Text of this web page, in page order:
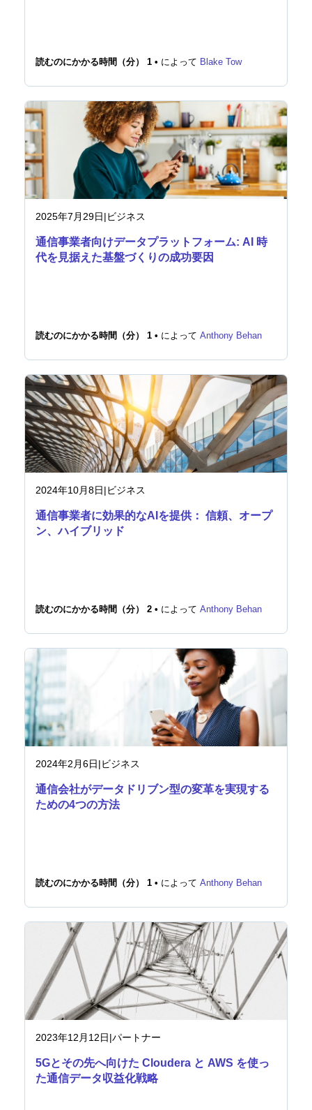
読むのにかかる時間（分） 1 • によって Blake Tow
2025年7月29日|ビジネス
通信事業者向けデータプラットフォーム: AI 時
代を見据えた基盤づくりの成功要因
読むのにかかる時間（分） 1 • によって Anthony Behan
2024年10月8日|ビジネス
通信事業者に効果的なAIを提供： 信頼、オープ
ン、ハイブリッド
読むのにかかる時間（分） 2 • によって Anthony Behan
2024年2月6日|ビジネス
通信会社がデータドリブン型の変革を実現する
ための4つの方法
読むのにかかる時間（分） 1 • によって Anthony Behan
2023年12月12日|パートナー
5Gとその先へ向けた Cloudera と AWS を使っ
た通信データ収益化戦略